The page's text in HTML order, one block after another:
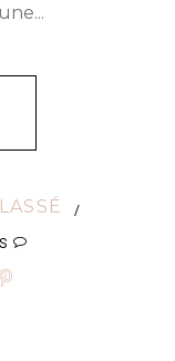
/
SUR
ROBE